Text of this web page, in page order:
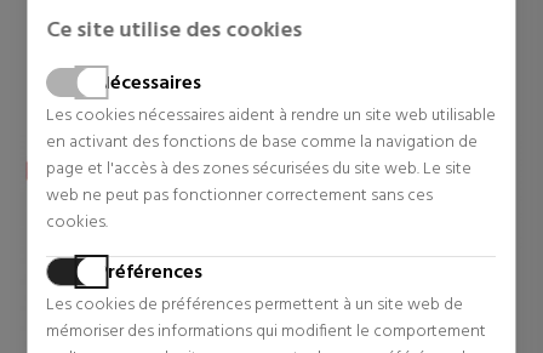
Ce site utilise des cookies
Nécessaires
Les cookies nécessaires aident à rendre un site web utilisable
en activant des fonctions de base comme la navigation de
page et l'accès à des zones sécurisées du site web. Le site
web ne peut pas fonctionner correctement sans ces
cookies.
Préférences
Les cookies de préférences permettent à un site web de
mémoriser des informations qui modifient le comportement
0 revues